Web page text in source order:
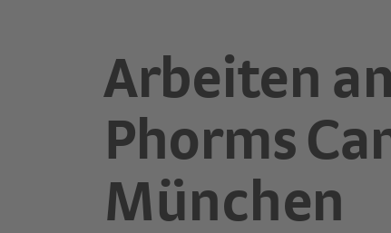
Arbeiten
Phorms
München